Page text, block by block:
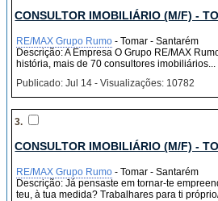
CONSULTOR IMOBILIÁRIO (M/F) -
RE/MAX Grupo Rumo - Tomar - Santarém
Descrição: A Empresa O Grupo RE/MAX
história, mais de 70 consultores imobiliários...
Publicado: Jul 14 - Visualizações: 10782
3.
CONSULTOR IMOBILIÁRIO (M/F) -
RE/MAX Grupo Rumo - Tomar - Santarém
Descrição: Já pensaste em tornar-te
teu, à tua medida? Trabalhares para ti